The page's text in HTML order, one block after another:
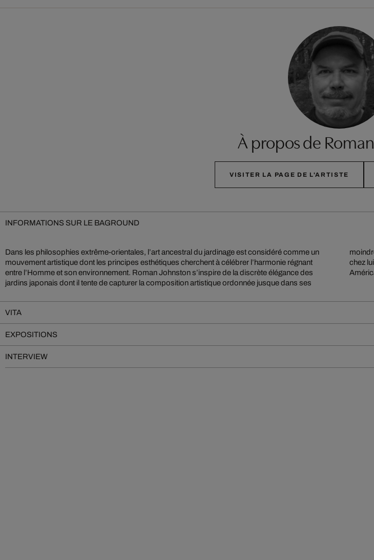
À propos de
VISITER LA PAGE DE L'ARTISTE
INFORMATIONS SUR LE BAGROUND
Dans les philosophies extrême-orientales, l’art ancestral du jardinage est considéré comme un
mouvement artistique dont les principes esthétiques cherchent à célébrer l’harmonie régnant
entre l’Homme et son environnement. Roman Johnston s’inspire de la discrète élégance des
jardins japonais dont il tente de capturer la composition artistique ordonnée jusque dans ses
moindres détails. Éclatantes, les couleurs intenses des bosquets baignés de lumière évoquent
chez lui une harmonie équilibrée. Leur beauté splendide est parfaitement révélée par cet
VITA
EXPOSITIONS
INTERVIEW